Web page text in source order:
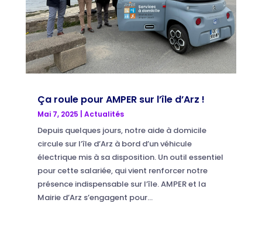
Ça roule pour AMPER sur l’île d’Arz !
Mai 7, 2025 Actualités
Depuis quelques jours, notre aide à domicile
circule sur l’île d’Arz à bord d’un véhicule
électrique mis à sa disposition. Un outil essentiel
pour cette salariée, qui vient renforcer notre
présence indispensable sur l’île. AMPER et la
Mairie d’Arz s’engagent pour...